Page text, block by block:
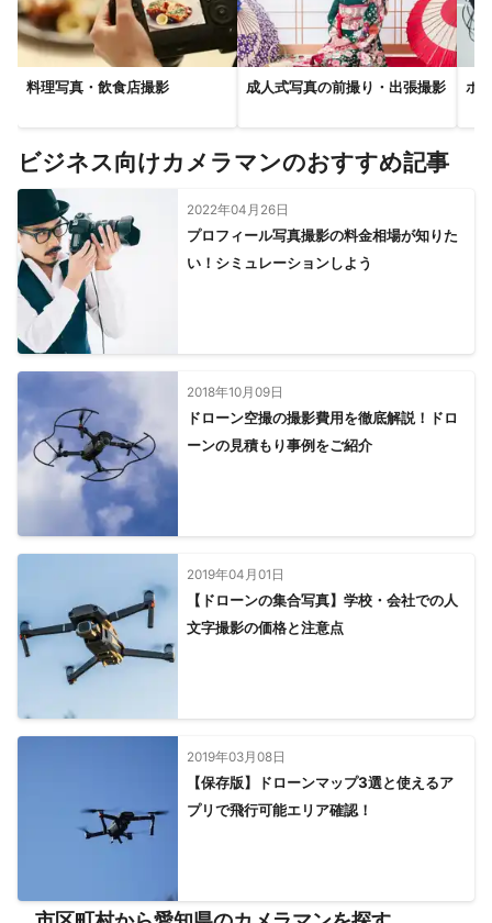
料理写真・飲食店撮影 成人式写真の前撮り・出張撮影 ホ
ビジネス向けカメラマンのおすすめ記事
2022年04月26日
プロフィール写真撮影の料金相場が知りた
い！シミュレーションしよう
2018年10月09日
ドローン空撮の撮影費用を徹底解説！ドロ
ーンの見積もり事例をご紹介
2019年04月01日
【ドローンの集合写真】学校・会社での人
文字撮影の価格と注意点
2019年03月08日
【保存版】ドローンマップ3選と使えるア
プリで飛行可能エリア確認！